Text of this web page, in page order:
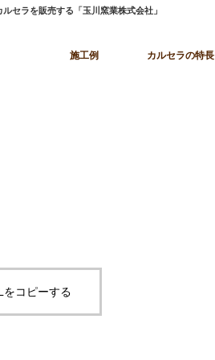
セラを販売する「玉川窯業株式会社」
施工例 カルセラの特長
をコピーする